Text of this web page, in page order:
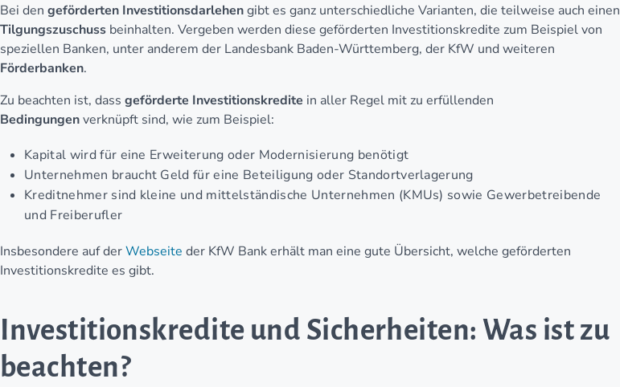
Bei den geförderten Investitionsdarlehengibt es ganz unterschiedliche Varianten, die teilweise auch einen
Tilgungszuschuss beinhalten. Vergeben werden diese geförderten Investitionskredite zum Beispiel von
speziellen Banken, unter anderem der Landesbank Baden-Württemberg, der KfW und weiteren
Förderbanken.
Zu beachten ist, dass geförderte Investitionskredite in aller Regel mit zu erfüllenden
Bedingungenverknüpft sind, wie zum Beispiel:
Kapital wird für eine Erweiterung oder Modernisierung benötigt
Unternehmen braucht Geld für eine Beteiligung oder Standortverlagerung
Kreditnehmer sind kleine und mittelständische Unternehmen (KMUs) sowie Gewerbetreibende
und Freiberufler
Insbesondere auf derWebseite der KfW Bank erhält man eine gute Übersicht, welche geförderten
Investitionskredite es gibt.
Investitionskredite und Sicherheiten: Was ist zu
beachten?